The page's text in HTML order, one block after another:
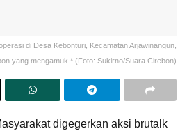
di Desa Kebonturi, Kecamatan Arjawinangun,
yang mengamuk.* (Foto: Sukirno/Suara Cirebon)
digegerkan aksi brutalk